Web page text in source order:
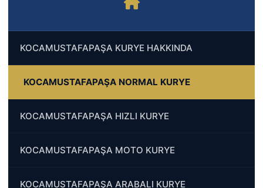
KOCAMUSTAFAPAŞA KURYE HAKKINDA
KOCAMUSTAFAPAŞA NORMAL KURYE
KOCAMUSTAFAPAŞA HIZLI KURYE
KOCAMUSTAFAPAŞA MOTO KURYE
KOCAMUSTAFAPAŞA ARABALI KURYE